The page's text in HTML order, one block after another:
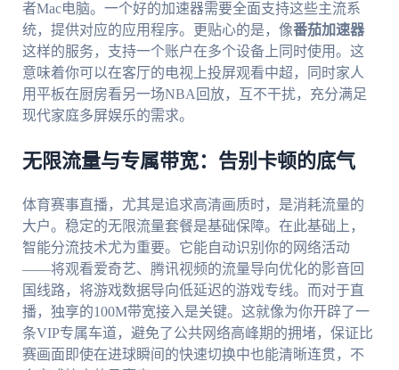
者Mac电脑。一个好的加速器需要全面支持这些主流系
统，提供对应的应用程序。更贴心的是，像番茄加速器
这样的服务，支持一个账户在多个设备上同时使用。这
意味着你可以在客厅的电视上投屏观看中超，同时家人
用平板在厨房看另一场NBA回放，互不干扰，充分满足
现代家庭多屏娱乐的需求。
无限流量与专属带宽：告别卡顿的底气
体育赛事直播，尤其是追求高清画质时，是消耗流量的
大户。稳定的无限流量套餐是基础保障。在此基础上，
智能分流技术尤为重要。它能自动识别你的网络活动
——将观看爱奇艺、腾讯视频的流量导向优化的影音回
国线路，将游戏数据导向低延迟的游戏专线。而对于直
播，独享的100M带宽接入是关键。这就像为你开辟了一
条VIP专属车道，避免了公共网络高峰期的拥堵，保证比
赛画面即使在进球瞬间的快速切换中也能清晰连贯，不